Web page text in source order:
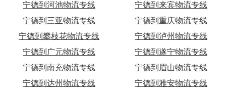
宁德到河池物流专线
宁德到来宾物流专线
宁德到三亚物流专线
宁德到重庆物流专线
宁德到攀枝花物流专线
宁德到泸州物流专线
宁德到广元物流专线
宁德到遂宁物流专线
宁德到南充物流专线
宁德到眉山物流专线
宁德到达州物流专线
宁德到雅安物流专线